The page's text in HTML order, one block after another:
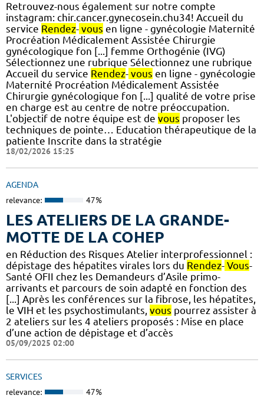
Retrouvez-nous également sur notre compte
instagram: chir.cancer.gynecosein.chu34! Accueil du
service Rendez- vous en ligne - gynécologie Maternité
Procréation Médicalement Assistée Chirurgie
gynécologique fon [...] femme Orthogénie (IVG)
Sélectionnez une rubrique Sélectionnez une rubrique
Accueil du service Rendez- vous en ligne - gynécologie
Maternité Procréation Médicalement Assistée
Chirurgie gynécologique fon [...] qualité de votre prise
en charge est au centre de notre préoccupation.
L'objectif de notre équipe est de vous proposer les
techniques de pointe… Education thérapeutique de la
patiente Inscrite dans la stratégie
18/02/2026 15:25
AGENDA
relevance: 47%
LES ATELIERS DE LA GRANDE-
MOTTE DE LA COHEP
en Réduction des Risques Atelier interprofessionnel :
dépistage des hépatites virales lors du Rendez- Vous-
Santé OFII chez les Demandeurs d’Asile primo-
arrivants et parcours de soin adapté en fonction des
[...] Après les conférences sur la fibrose, les hépatites,
le VIH et les psychostimulants, vous pourrez assister à
2 ateliers sur les 4 ateliers proposés : Mise en place
d’une action de dépistage et d’accès
05/09/2025 02:00
SERVICES
relevance: 47%